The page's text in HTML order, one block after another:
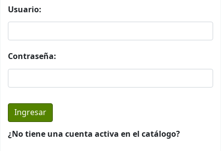
Usuario:
Contraseña:
¿No tiene una cuenta activa en el catálogo?